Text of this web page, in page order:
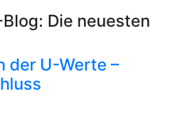
Die neuesten
der U-Werte –